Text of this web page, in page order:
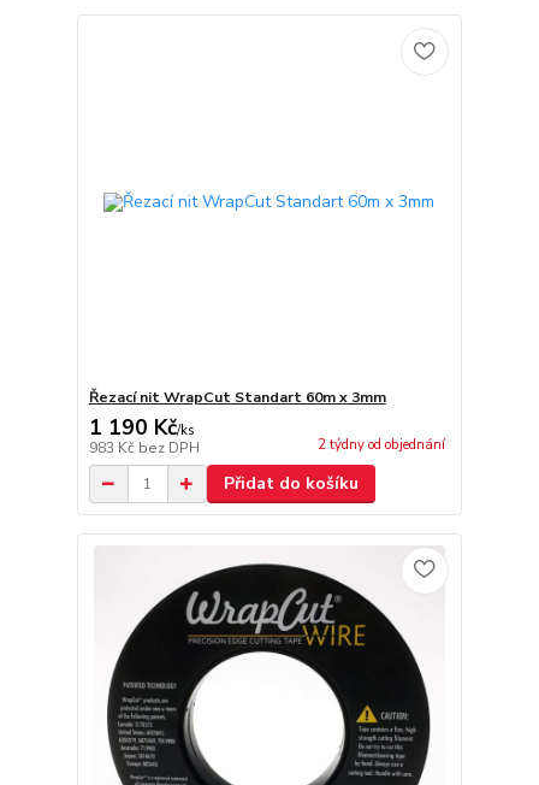
Řezací nit WrapCut Standart 60m x 3mm
1 190 Kč/ks
983 Kč bez DPH 2 týdny od objednání
Přidat do košíku